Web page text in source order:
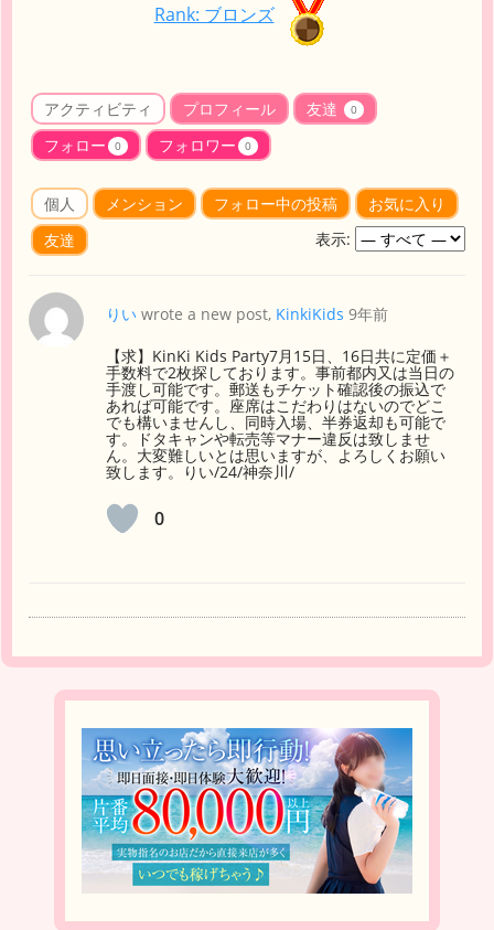
Rank: ブロンズ
アクティビティ プロフィール 友達 0
フォロー 0 フォロワー 0
個人 メンション フォロー中の投稿
お気に入り
友達
表示:
りい wrote a new post, KinkiKids 9年前
【求】KinKi Kids Party7月15日、16日共に定価＋
手数料で2枚探しております。事前都内又は当日の
手渡し可能です。郵送もチケット確認後の振込で
あれば可能です。座席はこだわりはないのでどこ
でも構いませんし、同時入場、半券返却も可能で
す。ドタキャンや転売等マナー違反は致しませ
ん。大変難しいとは思いますが、よろしくお願い
致します。りい/24/神奈川/
0